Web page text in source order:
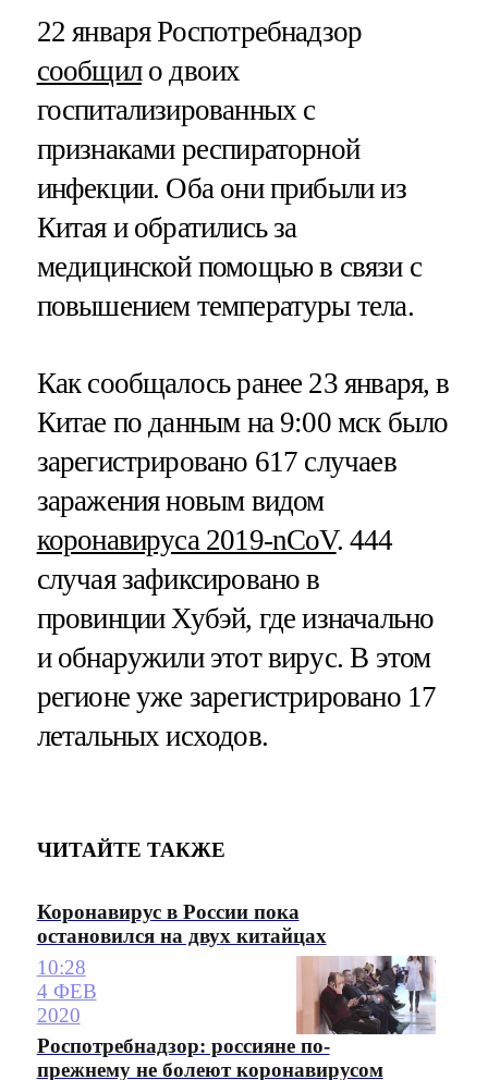
22 января Роспотребнадзор
сообщило двоих
госпитализированных с
признаками респираторной
инфекции. Оба они прибыли из
Китая и обратились за
медицинской помощью в связи с
повышением температуры тела.
Как сообщалось ранее 23 января, в
Китае по данным на 9:00 мск было
зарегистрировано 617 случаев
заражения новым видом
коронавируса 2019-nCoV. 444
случая зафиксировано в
провинции Хубэй, где изначально
и обнаружили этот вирус. В этом
регионе уже зарегистрировано 17
летальных исходов.
ЧИТАЙТЕ ТАКЖЕ
Коронавирус в России пока
остановился на двух китайцах
10:28
4 ФЕВ
2020
Роспотребнадзор: россияне по-
прежнему не болеют коронавирусом